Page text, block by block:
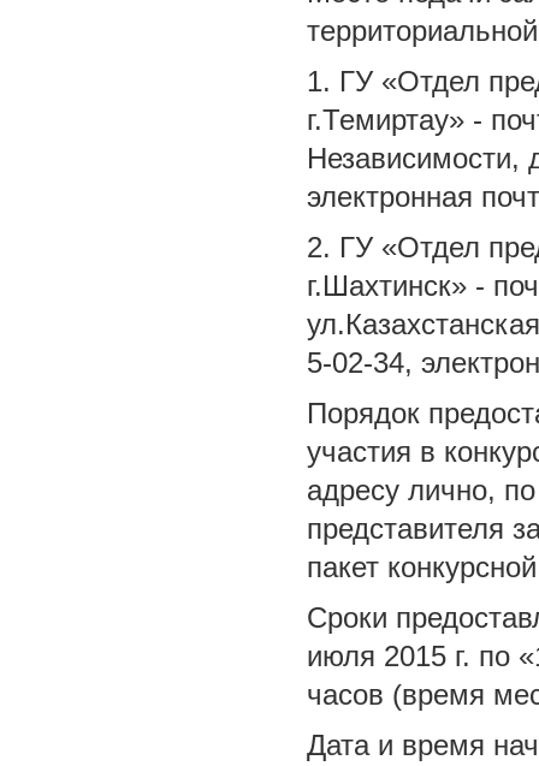
1. ГУ «Отдел
г.Темиртау» -
Независимости,
электронная
2. ГУ «Отдел
г.Шахтинск» -
5-02-34,
Порядок
участия в
адресу лично,
представителя
пакет
Сроки
июля 2015 г. по
часов (время
Дата и время